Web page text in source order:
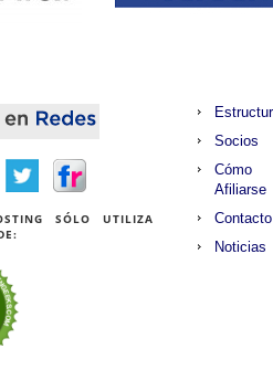
SÓLO UTILIZA
Socios
Cómo
Afiliarse
Contacto
Noticias